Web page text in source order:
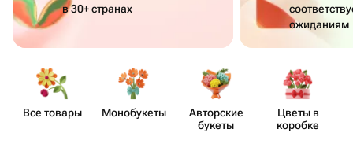
в 30+ странах
ожиданиям
Все товары Моно​букеты
Авторские
букеты
Цветы в
коробке